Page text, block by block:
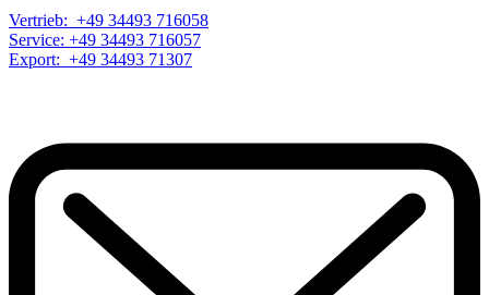
Vertrieb: +49 34493 716058
Service: +49 34493 716057
Export: +49 34493 71307